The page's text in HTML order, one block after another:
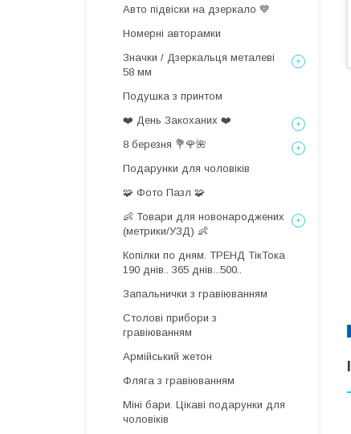
Авто підвіски на дзеркало 💙
Номерні авторамки
Значки / Дзеркальця металеві
58 мм
Подушка з принтом
❤️ День Закоханих ❤️
8 березня 💐🌹🌺
Подарунки для чоловіків
🧩 Фото Пазл 🧩
👶 Товари для новонароджених
(метрики/УЗД) 👶
Копілки по дням. ТРЕНД ТікТока
190 днів.. 365 днів...500..
Запальнички з гравіюванням
Столові прибори з
гравіюванням
Армійський жетон
Фляга з гравіюванням
Міні бари. Цікаві подарунки для
чоловіків